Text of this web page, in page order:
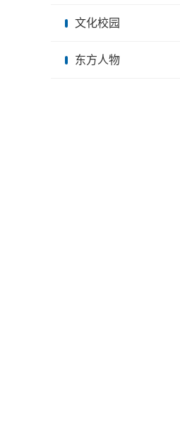
文化校园
东方人物